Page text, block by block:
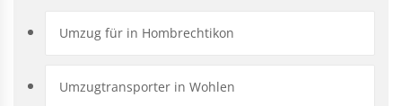
Umzug für in Hombrechtikon
Umzugtransporter in Wohlen